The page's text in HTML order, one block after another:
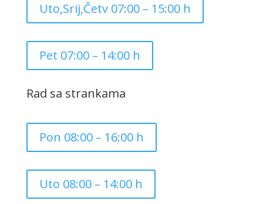
Uto,Srij,Četv 07:00 – 15:00 h
Pet 07:00 – 14:00 h
Rad sa strankama
Pon 08:00 – 16:00 h
Uto 08:00 – 14:00 h